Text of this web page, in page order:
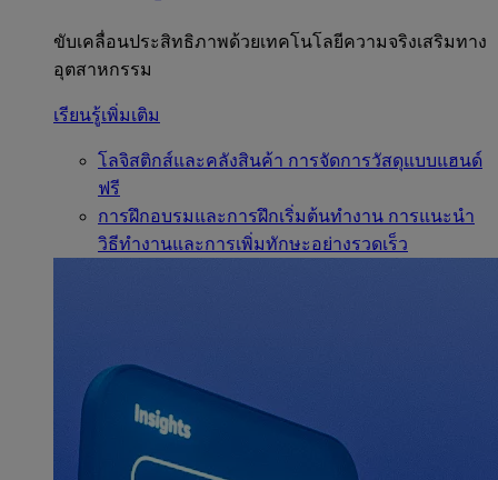
ขับเคลื่อนประสิทธิภาพด้วยเทคโนโลยีความจริงเสริมทาง
อุตสาหกรรม
เรียนรู้เพิ่มเติม
โลจิสติกส์และคลังสินค้า การจัดการวัสดุแบบแฮนด์
ฟรี
การฝึกอบรมและการฝึกเริ่มต้นทำงาน การแนะนำ
วิธีทำงานและการเพิ่มทักษะอย่างรวดเร็ว